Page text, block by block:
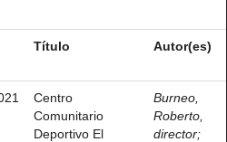
Título Autor(es)
Centro
Comunitario
Deportivo El
Burneo,
Roberto,
director;